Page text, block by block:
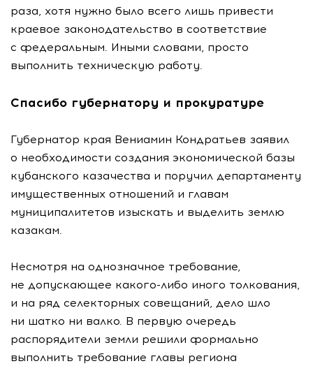
раза, хотя нужно было всего лишь привести
краевое законодательство в соответствие
с федеральным. Иными словами, просто
выполнить техническую работу.
Спасибо губернатору и прокуратуре
Губернатор края Вениамин Кондратьев заявил
о необходимости создания экономической базы
кубанского казачества и поручил департаменту
имущественных отношений и главам
муниципалитетов изыскать и выделить землю
казакам.
Несмотря на однозначное требование,
не допускающее какого-либо иного толкования,
и на ряд селекторных совещаний, дело шло
ни шатко ни валко. В первую очередь
распорядители земли решили формально
выполнить требование главы региона